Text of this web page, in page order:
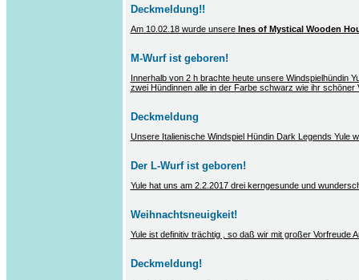
Deckmeldung!!
Am 10.02.18 wurde unsereInes of Mystical Wooden
M-Wurf ist geboren!
Innerhalb von 2 h brachte heute unsere Windspielhündin
zwei Hündinnen alle in der Farbe schwarz wie ihr schöner
Deckmeldung
Unsere Italienische Windspiel Hündin Dark Legends Yule
Der L-Wurf ist geboren!
Yule hat uns am 2.2.2017 drei kerngesunde und
Weihnachtsneuigkeit!
Yule ist definitiv trächtig , so daß wir mit großer Vorfreude
Deckmeldung!